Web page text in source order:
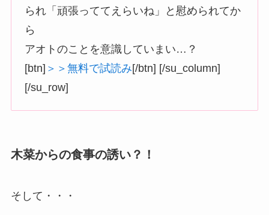
られ「頑張っててえらいね」と慰められてか
ら
アオトのことを意識していまい…？
[btn] ＞＞無料で試読み[/btn] [/su_column]
[/su_row]
木菜からの食事の誘い？！
そして・・・